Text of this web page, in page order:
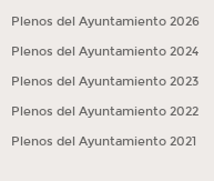
Plenos del Ayuntamiento 2026
Plenos del Ayuntamiento 2024
Plenos del Ayuntamiento 2023
Plenos del Ayuntamiento 2022
Plenos del Ayuntamiento 2021